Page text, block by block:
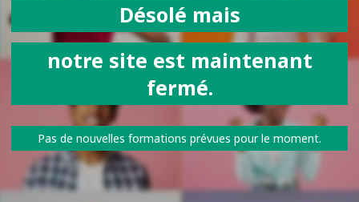
Désolé mais
notre site est maintenant
fermé.
Pas de nouvelles formations prévues pour le moment.